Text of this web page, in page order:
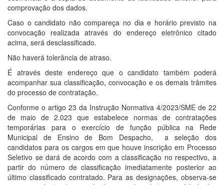
comprovação dos dados.
Caso o candidato não compareça no dia e horário previsto na
convocação realizada através do endereço eletrônico citado
acima, será desclassificado.
Não haverá tolerância de atraso.
É através deste endereço que o candidato também poderá
acompanhar sua classificação, convocação e os demais trâmites
do processo de contratação.
Conforme o artigo 23 da Instrução Normativa 4/2023/SME de 22
de maio de 2.023 que estabelece normas de contratações
temporárias para o exercício de função pública na Rede
Municipal de Ensino de Bom Despacho, a seleção dos
candidatos para os cargos em que houve inscrição em Processo
Seletivo se dará de acordo com a classificação no respectivo, a
partir do número de classificação imediatamente posterior ao
último classificado contratado. Para as designações, observa-se